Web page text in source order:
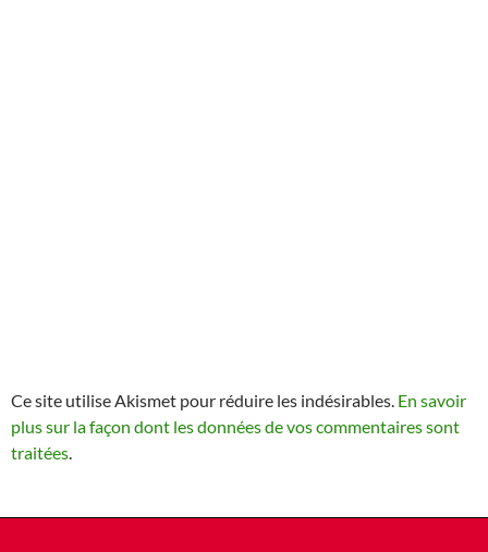
Ce site utilise Akismet pour réduire les indésirables. En savoir
plus sur la façon dont les données de vos commentaires sont
traitées